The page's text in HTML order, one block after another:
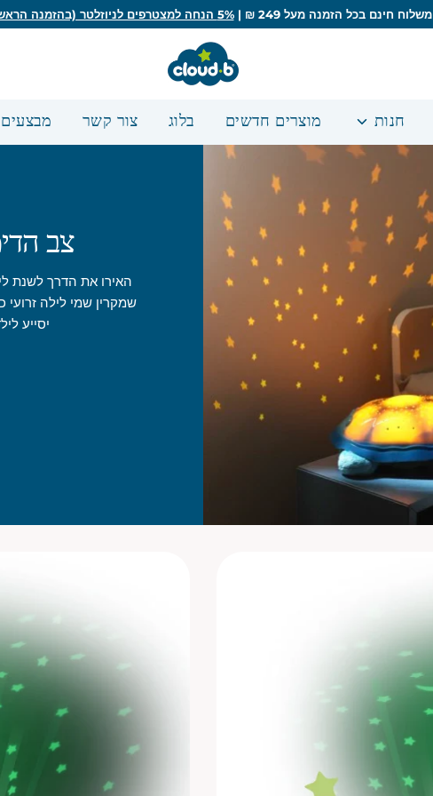
משלוח חינם בכל הזמנה מעל 249 ₪ | 5% הנחה למצטרפים לניוזלטר (בהזמנה הראשונה)
חנות מוצרים חדשים בלוג צור קשר מבצעים
צב
האירו את הדרך לשנת
שמקרין שמי לילה זרועי
יסייע